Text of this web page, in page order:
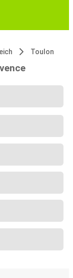
Toulon